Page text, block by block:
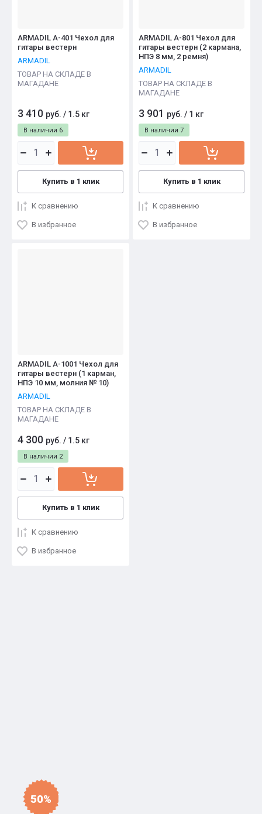
50%
ARMADIL A-401 Чехол для
гитары вестерн
ARMADIL
ТОВАР НА СКЛАДЕ В
МАГАДАНЕ
В наличии 6
3 410 руб. / 1.5 кг
Купить в 1 клик
К сравнению
В избранное
ARMADIL A-801 Чехол для
гитары вестерн (2 кармана,
НПЭ 8 мм, 2 ремня)
ARMADIL
ТОВАР НА СКЛАДЕ В
МАГАДАНЕ
В наличии 7
3 901 руб. / 1 кг
Купить в 1 клик
К сравнению
В избранное
ARMADIL A-1001 Чехол для
гитары вестерн (1 карман,
НПЭ 10 мм, молния № 10)
ARMADIL
ТОВАР НА СКЛАДЕ В
МАГАДАНЕ
В наличии 2
4 300 руб. / 1.5 кг
Купить в 1 клик
К сравнению
В избранное